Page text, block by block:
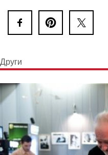
Други